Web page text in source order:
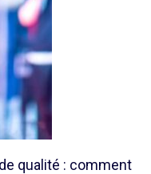
qualité : comment